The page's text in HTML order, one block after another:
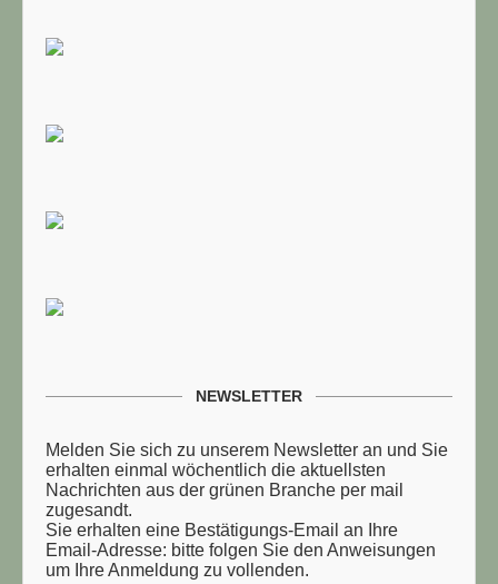
NEWSLETTER
Melden Sie sich zu unserem Newsletter an und Sie
erhalten einmal wöchentlich die aktuellsten
Nachrichten aus der grünen Branche per mail
zugesandt.
Sie erhalten eine Bestätigungs-Email an Ihre
Email-Adresse: bitte folgen Sie den Anweisungen
um Ihre Anmeldung zu vollenden.